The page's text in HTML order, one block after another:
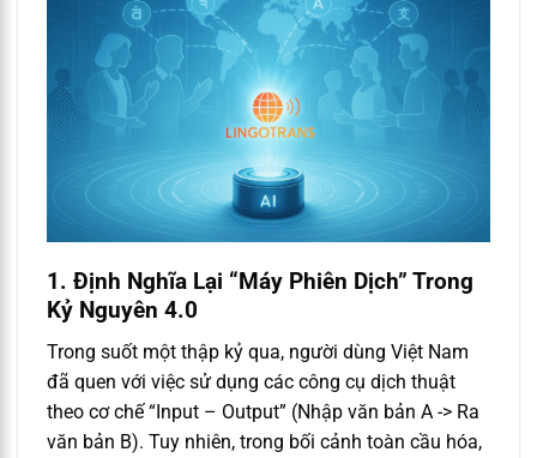
1. Định Nghĩa Lại “Máy Phiên Dịch” Trong
Kỷ Nguyên 4.0
Trong suốt một thập kỷ qua, người dùng Việt Nam
đã quen với việc sử dụng các công cụ dịch thuật
theo cơ chế “Input – Output” (Nhập văn bản A -> Ra
văn bản B). Tuy nhiên, trong bối cảnh toàn cầu hóa,